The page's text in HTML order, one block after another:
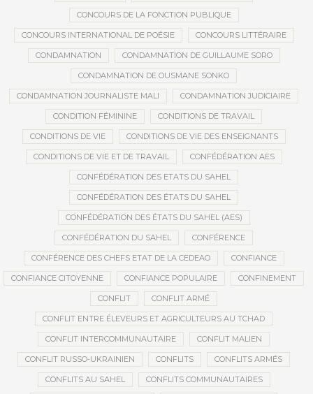
CONCOURS DE LA FONCTION PUBLIQUE
CONCOURS INTERNATIONAL DE POÉSIE CONCOURS LITTÉRAIRE
CONDAMNATION CONDAMNATION DE GUILLAUME SORO
CONDAMNATION DE OUSMANE SONKO
CONDAMNATION JOURNALISTE MALI CONDAMNATION JUDICIAIRE
CONDITION FÉMININE CONDITIONS DE TRAVAIL
CONDITIONS DE VIE CONDITIONS DE VIE DES ENSEIGNANTS
CONDITIONS DE VIE ET DE TRAVAIL CONFÉDÉRATION AES
CONFÉDÉRATION DES ETATS DU SAHEL
CONFÉDÉRATION DES ÉTATS DU SAHEL
CONFÉDÉRATION DES ÉTATS DU SAHEL (AES)
CONFÉDÉRATION DU SAHEL CONFÉRENCE
CONFÉRENCE DES CHEFS ETAT DE LA CEDEAO CONFIANCE
CONFIANCE CITOYENNE CONFIANCE POPULAIRE CONFINEMENT
CONFLIT CONFLIT ARMÉ
CONFLIT ENTRE ÉLEVEURS ET AGRICULTEURS AU TCHAD
CONFLIT INTERCOMMUNAUTAIRE CONFLIT MALIEN
CONFLIT RUSSO-UKRAINIEN CONFLITS CONFLITS ARMÉS
CONFLITS AU SAHEL CONFLITS COMMUNAUTAIRES